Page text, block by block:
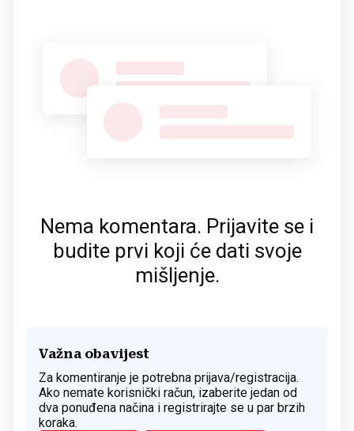
Nema komentara. Prijavite se i
budite prvi koji će dati svoje
mišljenje.
Važna obavijest
Za komentiranje je potrebna prijava/registracija.
Ako nemate korisnički račun, izaberite jedan od
dva ponuđena načina i registrirajte se u par brzih
koraka.